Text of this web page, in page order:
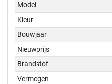
Model
Kleur
Bouwjaar
Nieuwprijs
Brandstof
Vermogen